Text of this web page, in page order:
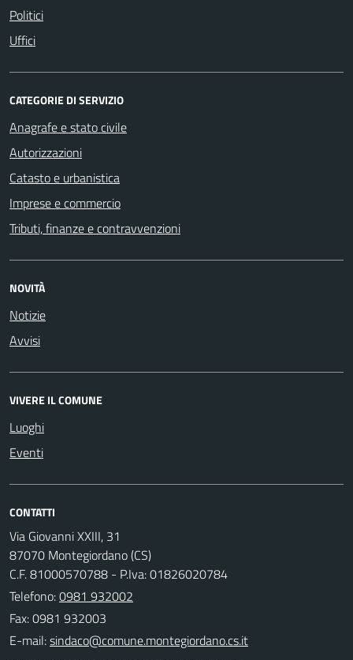
Politici
Uffici
CATEGORIE DI SERVIZIO
Anagrafe e stato civile
Autorizzazioni
Catasto e urbanistica
Imprese e commercio
Tributi, finanze e contravvenzioni
NOVITÀ
Notizie
Avvisi
VIVERE IL COMUNE
Luoghi
Eventi
CONTATTI
Via Giovanni XXIII, 31
87070 Montegiordano (CS)
C.F. 81000570788 - P.Iva: 01826020784
Telefono:0981 932002
Fax: 0981 932003
E-mail: